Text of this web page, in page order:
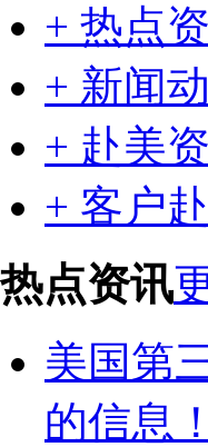
+ 热点
+ 新闻
+ 赴美
+ 客户
热点资讯
美国第
的信息！